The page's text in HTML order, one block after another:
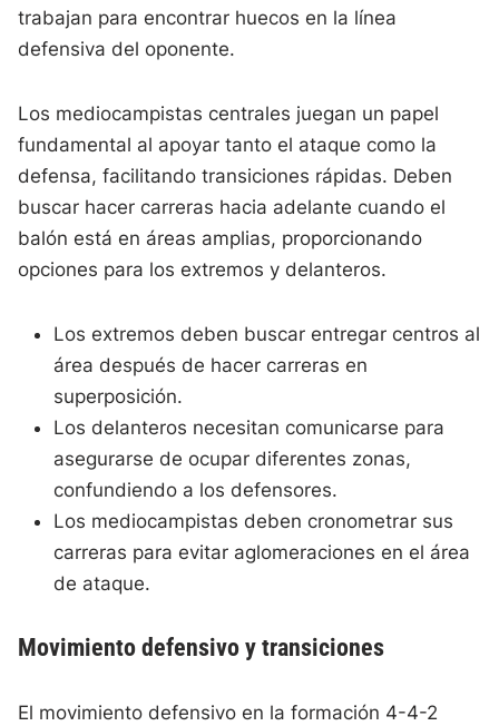
trabajan para encontrar huecos en la línea
defensiva del oponente.
Los mediocampistas centrales juegan un papel
fundamental al apoyar tanto el ataque como la
defensa, facilitando transiciones rápidas. Deben
buscar hacer carreras hacia adelante cuando el
balón está en áreas amplias, proporcionando
opciones para los extremos y delanteros.
Los extremos deben buscar entregar centros al
área después de hacer carreras en
superposición.
Los delanteros necesitan comunicarse para
asegurarse de ocupar diferentes zonas,
confundiendo a los defensores.
Los mediocampistas deben cronometrar sus
carreras para evitar aglomeraciones en el área
de ataque.
Movimiento defensivo y transiciones
El movimiento defensivo en la formación 4-4-2